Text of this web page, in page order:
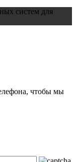
систем для
чтобы мы